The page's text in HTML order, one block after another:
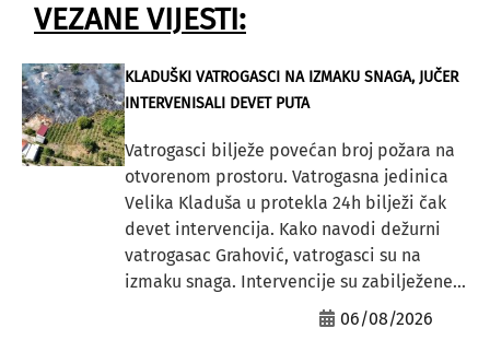
VEZANE VIJESTI:
KLADUŠKI VATROGASCI NA IZMAKU SNAGA, JUČER
INTERVENISALI DEVET PUTA
Vatrogasci bilježe povećan broj požara na
otvorenom prostoru. Vatrogasna jedinica
Velika Kladuša u protekla 24h bilježi čak
devet intervencija. Kako navodi dežurni
vatrogasac Grahović, vatrogasci su na
izmaku snaga. Intervencije su zabilježene...
06/08/2026